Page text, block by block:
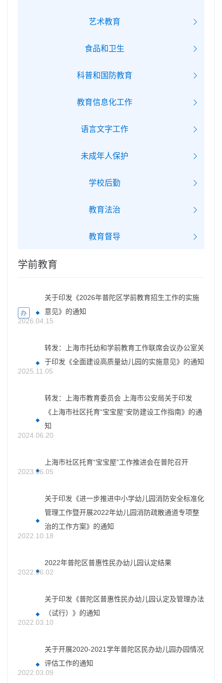
艺术教育
食品和卫生
科普和国防教育
教育信息化工作
语言文字工作
未成年人保护
学校后勤
教育法治
教育督导
学前教育
关于印发《2026年普陀区学前教育招生工作的实施
意见》的通知
2026.04.15
转发：上海市托幼和学前教育工作联席会议办公室关
于印发《全面建设高质量幼儿园的实施意见》的通知
2025.11.05
转发：上海市教育委员会 上海市公安局关于印发
《上海市社区托育“宝宝屋”安防建设工作指南》的通
知
2024.06.20
上海市社区托育“宝宝屋”工作推进会在普陀召开
2023.06.05
关于印发《进一步推进中小学幼儿园消防安全标准化
管理工作暨开展2022年幼儿园消防疏散通道专项整
治的工作方案》的通知
2022.10.18
2022年普陀区普惠性民办幼儿园认定结果
2022.06.02
关于印发《普陀区普惠性民办幼儿园认定及管理办法
（试行）》的通知
2022.03.10
关于开展2020-2021学年普陀区民办幼儿园办园情况
评估工作的通知
2022.03.09